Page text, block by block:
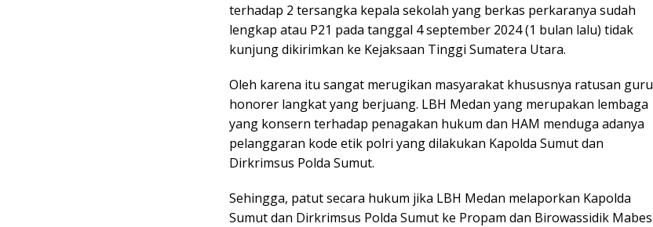
terhadap 2 tersangka kepala sekolah yang berkas perkaranya sudah
lengkap atau P21 pada tanggal 4 september 2024 (1 bulan lalu) tidak
kunjung dikirimkan ke Kejaksaan Tinggi Sumatera Utara.
Oleh karena itu sangat merugikan masyarakat khususnya ratusan guru
honorer langkat yang berjuang. LBH Medan yang merupakan lembaga
yang konsern terhadap penagakan hukum dan HAM menduga adanya
pelanggaran kode etik polri yang dilakukan Kapolda Sumut dan
Dirkrimsus Polda Sumut.
Sehingga, patut secara hukum jika LBH Medan melaporkan Kapolda
Sumut dan Dirkrimsus Polda Sumut ke Propam dan Birowassidik Mabes